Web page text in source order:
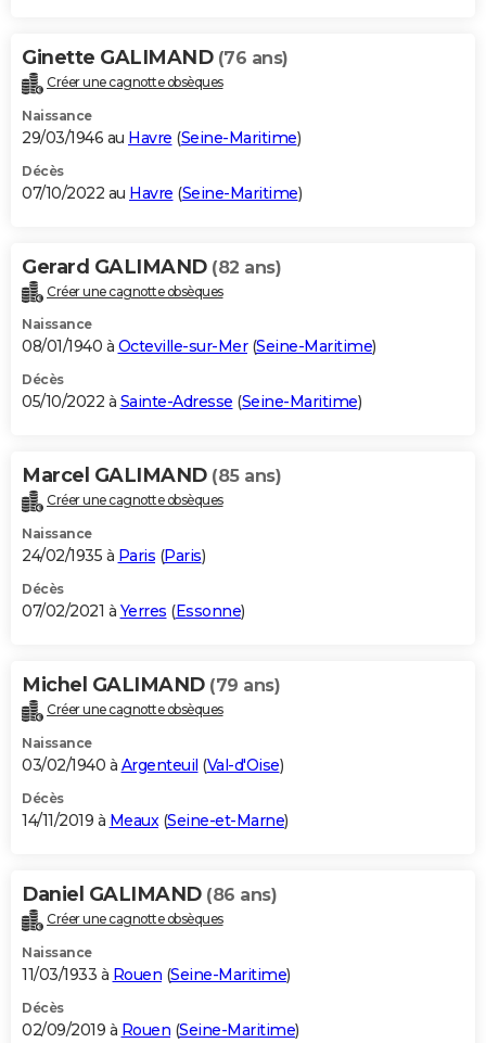
Ginette GALIMAND (76 ans)
Créer une cagnotte obsèques
Naissance
29/03/1946 au Havre (Seine-Maritime)
Décès
07/10/2022 au Havre (Seine-Maritime)
Gerard GALIMAND (82 ans)
Créer une cagnotte obsèques
Naissance
08/01/1940 à Octeville-sur-Mer(Seine-Maritime)
Décès
05/10/2022 à Sainte-Adresse (Seine-Maritime)
Marcel GALIMAND (85 ans)
Créer une cagnotte obsèques
Naissance
24/02/1935 à Paris (Paris)
Décès
07/02/2021 à Yerres (Essonne)
Michel GALIMAND (79 ans)
Créer une cagnotte obsèques
Naissance
03/02/1940 à Argenteuil (Val-d'Oise)
Décès
14/11/2019 à Meaux(Seine-et-Marne)
Daniel GALIMAND (86 ans)
Créer une cagnotte obsèques
Naissance
11/03/1933 à Rouen (Seine-Maritime)
Décès
02/09/2019 à Rouen (Seine-Maritime)